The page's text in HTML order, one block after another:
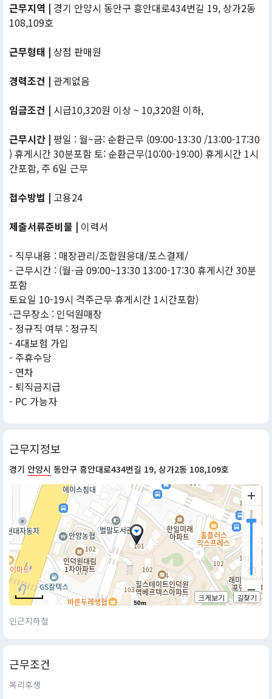
근무지역 | 경기 안양시 동안구 흥안대로434번길 19, 상가2동
108,109호
근무형태 | 상점 판매원
경력조건 | 관계없음
임금조건 | 시급10,320원 이상 ~ 10,320원 이하,
근무시간 | 평일 : 월~금: 순환근무 (09:00-13:30 /13:00-17:30
) 휴게시간 30분포함 토: 순환근무(10:00-19:00) 휴게시간 1시
간포함, 주 6일 근무
접수방법 | 고용24
제출서류준비물 | 이력서
- 직무내용 : 매장관리/조합원응대/포스결제/
- 근무시간 : (월-금 09:00~13:30 13:00-17:30 휴게시간 30분
포함
토요일 10-19시 격주근무 휴게시간 1시간포함)
-근무장소 : 인덕원매장
- 정규직 여부 : 정규직
- 4대보험 가입
- 주휴수당
- 연차
- 퇴직금지급
- PC 가능자
근무지정보
경기 안양시 동안구 흥안대로434번길 19, 상가2동 108,109호
50m
크게보기 길찾기
인근지하철
근무조건
복리후생